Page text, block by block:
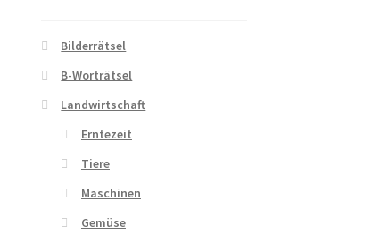
Bilderrätsel
B-Worträtsel
Landwirtschaft
Erntezeit
Tiere
Maschinen
Gemüse